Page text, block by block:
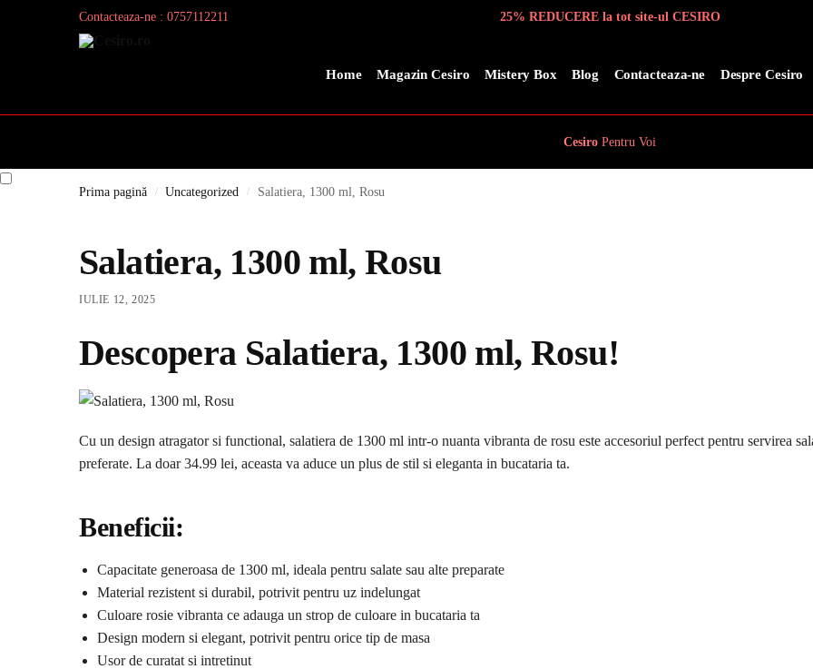
Contacteaza-ne : 0757112211 25% REDUCERE la tot site-ul CESIRO
Home Magazin Cesiro Mistery Box Blog Contacteaza-ne Despre Cesiro
Search
Cesiro Pentru Voi
Prima pagină / Uncategorized / Salatiera, 1300 ml, Rosu
Salatiera, 1300 ml, Rosu
IULIE 12, 2025
Descopera Salatiera, 1300 ml, Rosu!
Cu un design atragator si functional, salatiera de 1300 ml intr-o nuanta vibranta de rosu este accesoriul perfect pentru servirea
preferate. La doar 34.99 lei, aceasta va aduce un plus de stil si eleganta in bucataria ta.
Beneficii:
Capacitate generoasa de 1300 ml, ideala pentru salate sau alte preparate
Material rezistent si durabil, potrivit pentru uz indelungat
Culoare rosie vibranta ce adauga un strop de culoare in bucataria ta
Design modern si elegant, potrivit pentru orice tip de masa
Usor de curatat si intretinut